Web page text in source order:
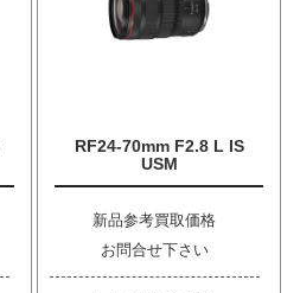
RF24-70mm F2.8 L IS
USM
新品参考買取価格
お問合せ下さい